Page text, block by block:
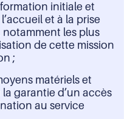
initiale et
et à la prise
les plus
de cette mission
;
matériels et
garantie d’un accès
au service